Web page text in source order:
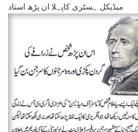
میڈیکل ہسٹری کاپہلا ان پڑھ استاد